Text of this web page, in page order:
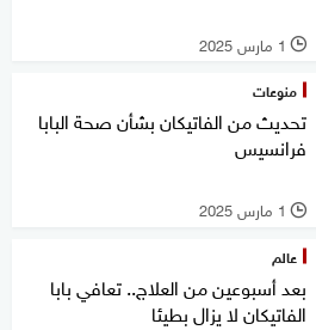
l 1 مارس 2025
منوعات
تحديث من الفاتيكان بشأن صحة البابا
فرانسيس
l 1 مارس 2025
عالم
بعد أسبوعين من العلاج.. تعافي بابا
الفاتيكان لا يزال بطيئا